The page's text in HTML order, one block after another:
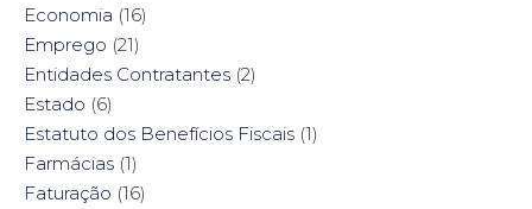
Economia (16)
Emprego (21)
Entidades Contratantes (2)
Estado (6)
Estatuto dos Benefícios Fiscais (1)
Farmácias (1)
Faturação (16)